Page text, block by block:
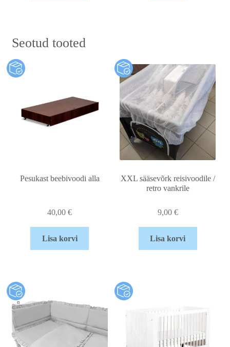
Seotud tooted
Pesukast beebivoodi alla
40,00€
Lisa korvi
XXL sääsevõrk reisivoodile /
retro vankrile
9,00 €
Lisa korvi